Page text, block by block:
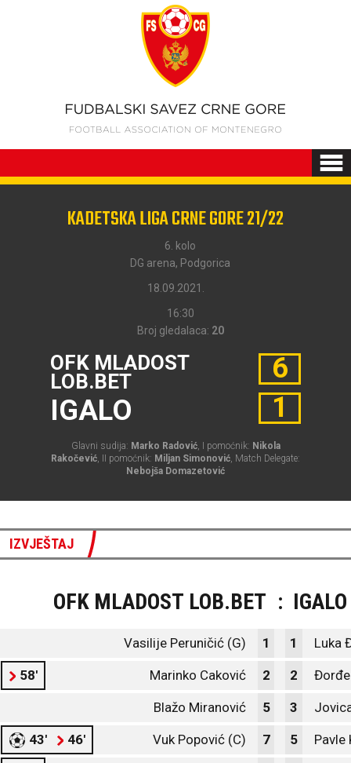
KADETSKA LIGA CRNE GORE 21/22
6. kolo
DG arena, Podgorica
18.09.2021.
16:30
Broj gledalaca: 20
OFK MLADOST
LOB.BET
IGALO
6
1
Glavni sudija: Marko Radović, I pomoćnik: Nikola
Rakočević, II pomoćnik: Miljan Simonović, Match Delegate:
Nebojša Domazetović
IZVJEŠTAJ
OFK MLADOST LOB.BET : IGALO
Vasilije Peruničić (G) 1 1 Luka
58' Marinko Caković 2 2
Blažo Miranović 5 3
43' 46' Vuk Popović (C) 7 5 Pavle